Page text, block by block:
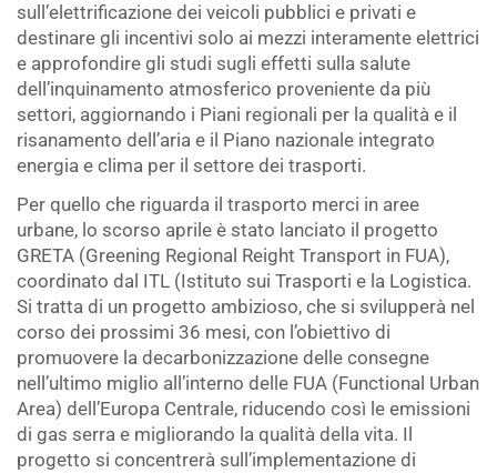
sull’elettrificazione dei veicoli pubblici e privati e
destinare gli incentivi solo ai mezzi interamente elettrici
e approfondire gli studi sugli effetti sulla salute
dell’inquinamento atmosferico proveniente da più
settori, aggiornando i Piani regionali per la qualità e il
risanamento dell’aria e il Piano nazionale integrato
energia e clima per il settore dei trasporti.
Per quello che riguarda il trasporto merci in aree
urbane, lo scorso aprile è stato lanciato il progetto
GRETA (Greening Regional Reight Transport in FUA),
coordinato dal ITL (Istituto sui Trasporti e la Logistica.
Si tratta di un progetto ambizioso, che si svilupperà nel
corso dei prossimi 36 mesi, con l’obiettivo di
promuovere la decarbonizzazione delle consegne
nell’ultimo miglio all’interno delle FUA (Functional Urban
Area) dell’Europa Centrale, riducendo così le emissioni
di gas serra e migliorando la qualità della vita. Il
progetto si concentrerà sull’implementazione di